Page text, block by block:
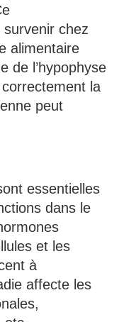
chez
alimentaire
de l’hypophyse
la
peut
essentielles
dans le
et les
à
affecte les